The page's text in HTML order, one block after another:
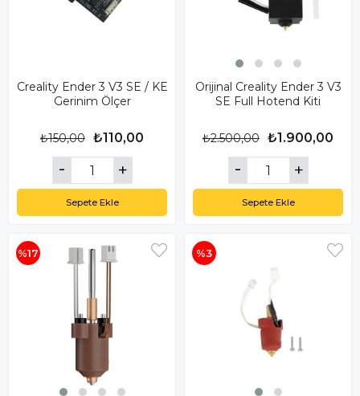
Creality Ender 3 V3 SE / KE
Gerinim Ölçer
₺110,00
₺150,00
Sepete Ekle
Orijinal Creality Ender 3 V3
SE Full Hotend Kiti
₺1.900,00
₺2.500,00
Sepete Ekle
%17 %3